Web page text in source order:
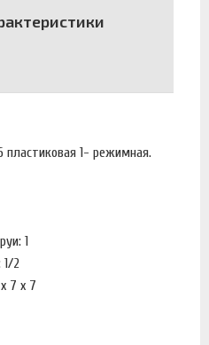
1- режимная.
1
2
7 х 7